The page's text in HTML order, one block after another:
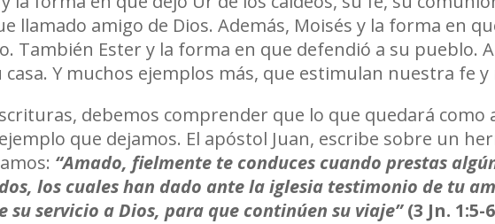
llamado amigo de Dios. Además, Moisés y la forma en
También Ester y la forma en que defendió a su pueblo.
Y muchos ejemplos más, que estimulan nuestra fe
debemos comprender que lo que quedará como
que dejamos. El apóstol Juan, escribe sobre un
“Amado, fielmente te conduces cuando prestas
los cuales han dado ante la iglesia testimonio de tu
su servicio a Dios, para que continúen su viaje” (3 Jn. 1:5-